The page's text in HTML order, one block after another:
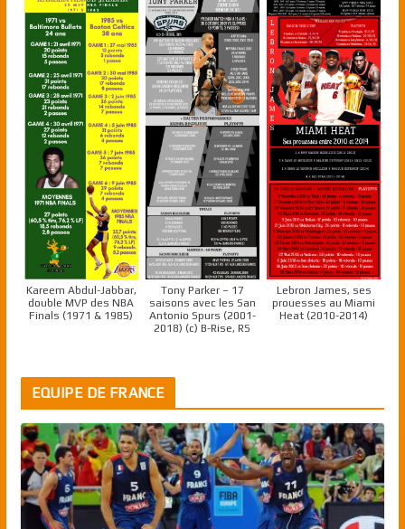
Kareem Abdul-Jabbar,
double MVP des NBA
Finals (1971 & 1985)
Tony Parker – 17
saisons avec les San
Antonio Spurs (2001-
2018) (c) B-Rise, RS
Lebron James, ses
prouesses au Miami
Heat (2010-2014)
EQUIPE DE FRANCE